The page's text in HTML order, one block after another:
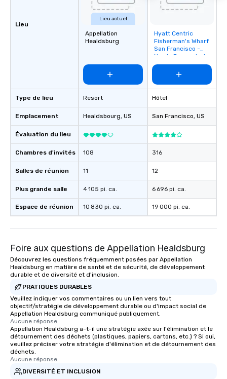
Lieu
Type de lieu
Emplacement
Évaluation du lieu
Chambres d'invités
Salles de réunion
Plus grande salle
Espace de réunion
Lieu actuel
Appellation
Healdsburg
Resort
Healdsbourg, US
108
11
4 105 pi. ca.
10 830 pi. ca.
Removed from
favorites
Hyatt Centric
Fisherman's Wharf
San Francisco -
Newly Renovated
Hôtel
San Francisco, US
316
12
6 696 pi. ca.
19 000 pi. ca.
Foire aux questions de Appellation Healdsburg
Découvrez les questions fréquemment posées par Appellation
Healdsburg en matière de santé et de sécurité, de développement
durable et de diversité et d'inclusion.
PRATIQUES DURABLES
Veuillez indiquer vos commentaires ou un lien vers tout
objectif/stratégie de développement durable ou d'impact social de
Appellation Healdsburg communiqué publiquement.
Aucune réponse.
Appellation Healdsburg a-t-il une stratégie axée sur l'élimination et le
détournement des déchets (plastiques, papiers, cartons, etc.) ? Si oui,
veuillez préciser votre stratégie d'élimination et de détournement des
déchets.
Aucune réponse.
DIVERSITÉ ET INCLUSION